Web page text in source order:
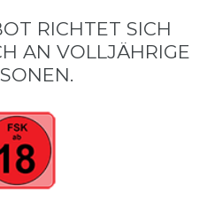
RICHTET SICH
AN VOLLJÄHRIGE P